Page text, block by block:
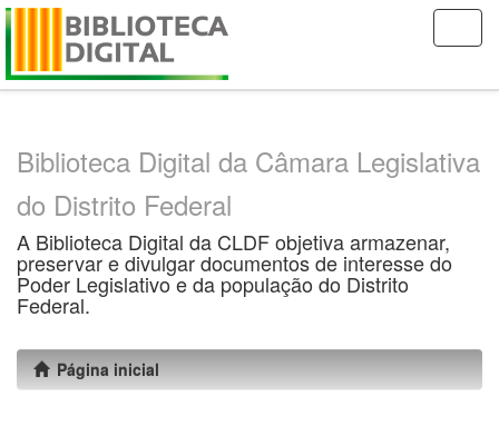
Skip
Biblioteca Digital da Câmara Legislativa
do Distrito Federal
A Biblioteca Digital da CLDF objetiva armazenar,
preservar e divulgar documentos de interesse do
Poder Legislativo e da população do Distrito
Federal.
Página inicial